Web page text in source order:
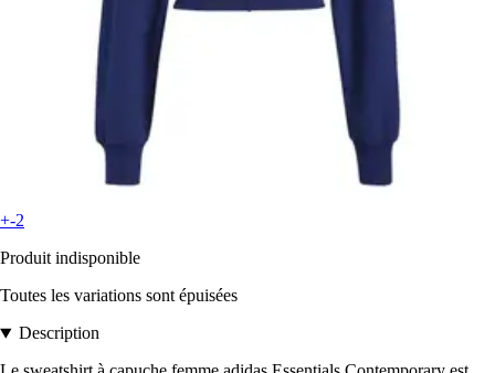
+-2
Produit indisponible
Toutes les variations sont épuisées
Description